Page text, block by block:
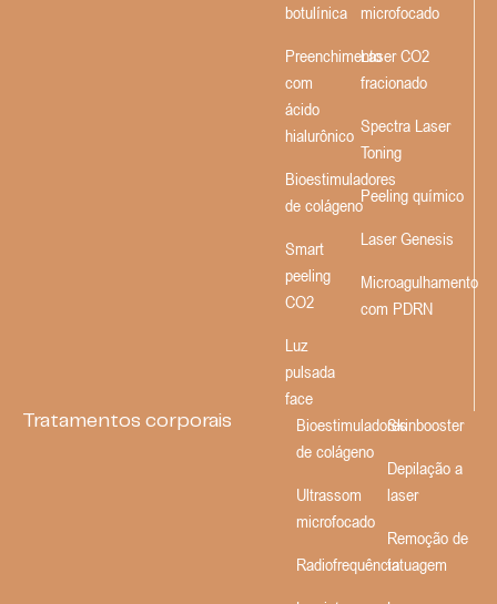
botulínica
Preenchimento
com
ácido
hialurônico
Bioestimuladores
de colágeno
Smart
peeling
CO2
Luz
pulsada
face
microfocado
Laser CO2
fracionado
Spectra Laser
Toning
Peeling químico
Laser Genesis
Microagulhamento
com PDRN
Tratamentos corporais
Bioestimuladores
de colágeno
Ultrassom
microfocado
Radiofrequência
Skinbooster
Depilação a
laser
Remoção de
tatuagem